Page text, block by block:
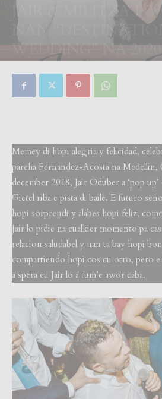
JAIR & MILITZA LO
NAN “DESTINATION
WEDDING” NA 2020
Memey di hopi alegria y felicidad,
pareha Fernandez-Acosta na Medellin,
december 2018, Jair Oduber a ‘pop
Gietel riba e pista di baile. E futuro
hopi sorprendi y alabes hopi feliz,
Jair lo pidie na cualkier momento pa
relacion saludabel y nan ta bay hopi
compartiendo hopi cos cu otro, pero e
a spera cu Jair lo a tum’e awor caba.